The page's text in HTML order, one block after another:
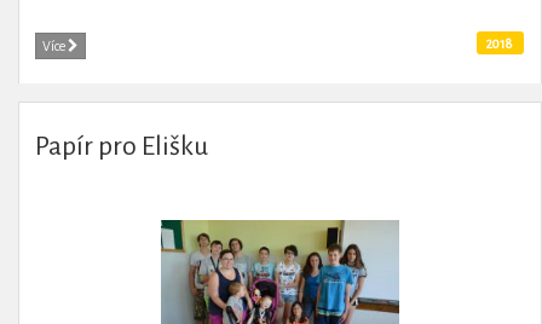
Více 2018
Papír pro Elišku